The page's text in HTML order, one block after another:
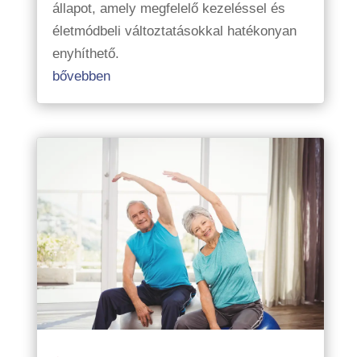
állapot, amely megfelelő kezeléssel és
életmódbeli változtatásokkal hatékonyan
enyhíthető.
bővebben